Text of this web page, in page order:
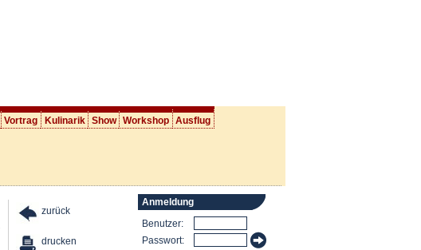
Vortrag Kulinarik Show Workshop Ausflug
zurück
drucken
Anmeldung
Benutzer:
Passwort: